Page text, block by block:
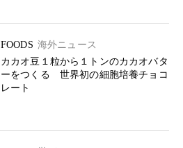
FOODS 海外ニュース
カカオ豆１粒から１トンのカカオバタ
ーをつくる 世界初の細胞培養チョコ
レート